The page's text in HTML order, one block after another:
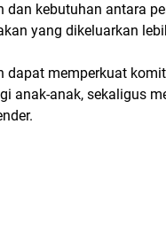
dan kebutuhan antara
yang dikeluarkan
dapat memperkuat
anak-anak, sekaligus